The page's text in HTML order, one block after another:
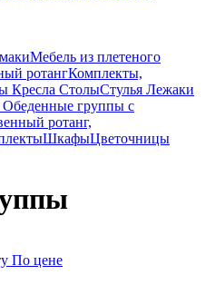
Мебель из плетеного
ротангКомплекты,
Кресла СтолыСтулья Лежаки
Обеденные группы с
ротанг,
ШкафыЦветочницы
По цене